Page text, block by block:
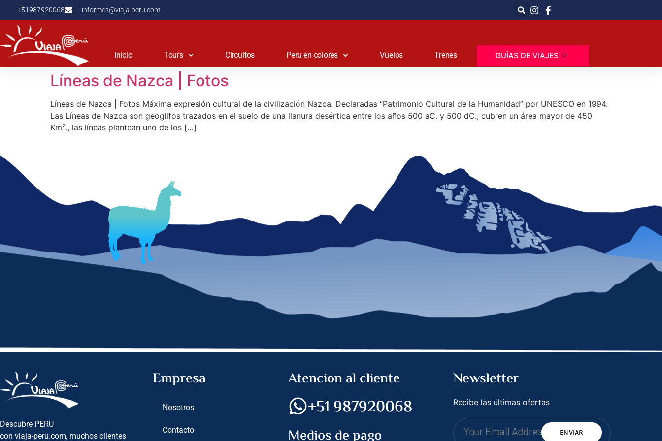
+51987920068 informes@viaja-peru.com
Inicio Tours Circuitos Peru en colores Vuelos Trenes GUÍAS DE VIAJES
Líneas de Nazca | Fotos
Líneas de Nazca | Fotos Máxima expresión cultural de la civilización Nazca. Declaradas “Patrimonio Cultural de la Humanidad” por UNESCO en 1994.
Las Líneas de Nazca son geoglifos trazados en el suelo de una llanura desértica entre los años 500 aC. y 500 dC., cubren un área mayor de 450
Km²., las líneas plantean uno de los […]
Descubre PERU
con viaja-peru.com, muchos clientes
Empresa
Nosotros
Contacto
Atencion al cliente
+51 987920068
Medios de pago
Newsletter
Recibe las últimas ofertas
ENVIAR